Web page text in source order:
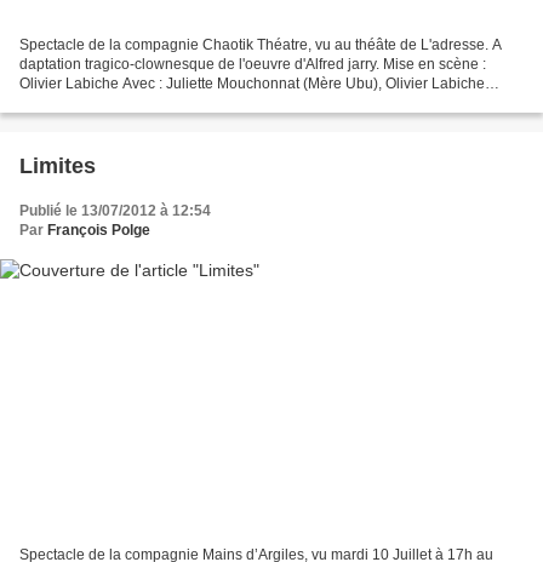
Spectacle de la compagnie Chaotik Théatre, vu au théâte de L'adresse. A
daptation tragico-clownesque de l'oeuvre d'Alfred jarry. Mise en scène :
Olivier Labiche Avec : Juliette Mouchonnat (Mère Ubu), Olivier Labiche
Limites
Publié le 13/07/2012 à 12:54
Par François Polge
Spectacle de la compagnie Mains d’Argiles, vu mardi 10 Juillet à 17h au